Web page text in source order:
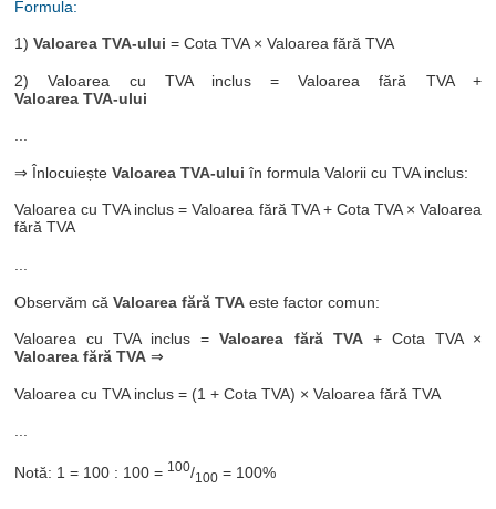
Formula:
1)Valoarea TVA-ului = Cota TVA × Valoarea fără TVA
2) Valoarea cu TVA inclus = Valoarea fără TVA +
Valoarea TVA-ului
...
⇒ ÎnlocuieșteValoarea TVA-ului în formula Valorii cu TVA inclus:
Valoarea cu TVA inclus = Valoarea fără TVA + Cota TVA × Valoarea
fără TVA
Observăm căValoarea fără TVA este factor comun:
Valoarea cu TVA inclus =Valoarea fără TVA+ Cota TVA ×
Valoarea fără TVA ⇒
Valoarea cu TVA inclus = (1 + Cota TVA) × Valoarea fără TVA
Notă: 1 = 100 : 100 = 100/100 = 100%